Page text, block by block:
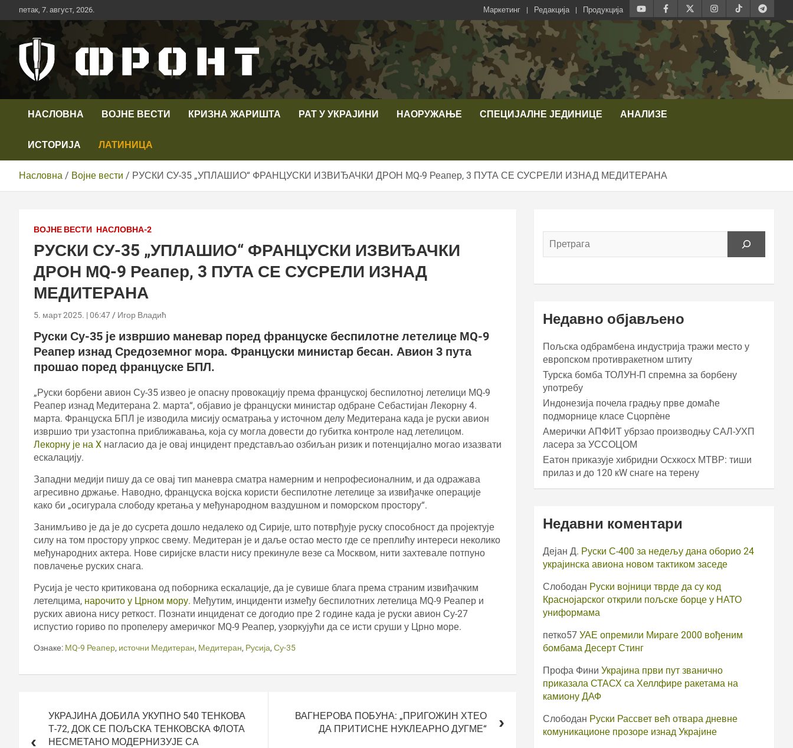
Скип
то
петак, 7. август, 2026. Маркетинг Редакција Продукција
Телевизија ФРОНТ
НАСЛОВНА ВОЈНЕ ВЕСТИ КРИЗНА ЖАРИШТА РАТ У УКРАЈИНИ НАОРУЖАЊЕ СПЕЦИЈАЛНЕ ЈЕДИНИЦЕ АНАЛИЗЕ
ИСТОРИЈА ЛАТИНИЦА
Насловна Војне вести РУСКИ СУ-35 „УПЛАШИО“ ФРАНЦУСКИ ИЗВИЂАЧКИ ДРОН МQ-9 Реапер, 3 ПУТА СЕ СУСРЕЛИ ИЗНАД МЕДИТЕРАНА
ВОЈНЕ ВЕСТИ НАСЛОВНА-2
РУСКИ СУ-35 „УПЛАШИО“ ФРАНЦУСКИ ИЗВИЂАЧКИ
ДРОН МQ-9 Реапер, 3 ПУТА СЕ СУСРЕЛИ ИЗНАД
МЕДИТЕРАНА
5. март 2025. | 06:47 Игор Владић
Руски Су-35 је извршио маневар поред француске беспилотне летелице МQ-9
Реапер изнад Средоземног мора. Француски министар бесан. Авион 3 пута
прошао поред француске БПЛ.
„Руски борбени авион Су-35 извео је опасну провокацију према француској беспилотној летелици МQ-9
Реапер изнад Медитерана 2. марта“, објавио је француски министар одбране Себастијан Лекорну 4.
марта. Француска БПЛ је изводила мисију осматрања у источном делу Медитерана када је руски авион
извршио три узастопна приближавања, која су могла довести до губитка контроле над летелицом.
Лекорну је на X нагласио да је овај инцидент представљао озбиљан ризик и потенцијално могао изазвати
ескалацију.
Западни медији пишу да се овај тип маневра сматра намерним и непрофесионалним, и да одражава
агресивно држање. Наводно, француска војска користи беспилотне летелице за извиђачке операције
како би „осигурала слободу кретања у међународном ваздушном и поморском простору“.
Занимљиво је да је до сусрета дошло недалеко од Сирије, што потврђује руску способност да пројектује
силу на том простору упркос свему. Медитеран је и даље остао место где се преплићу интереси неколико
међународних актера. Нове сиријске власти нису прекинуле везе са Москвом, нити захтевале потпуно
повлачење руских снага.
Русија је често критикована од поборника ескалације, да је сувише блага према страним извиђачким
летелцима, нарочито у Црном мору. Међутим, инциденти између беспилотних летелица МQ-9 Реапер и
руских авиона нису реткост. Познати инциденат се догодио пре 2 године када је руски авион Су-27
испустио гориво по пропелеру америчког МQ-9 Реапер, узоркујући да се исти сруши у Црно море.
Ознаке: МQ-9 Реапер, источни Медитеран, Медитеран, Русија, Су-35
чланкаУКРАЈИНА ДОБИЛА УКУПНО 540 ТЕНКОВА
Т-72, ДОК СЕ ПОЉСКА ТЕНКОВСКА ФЛОТА
НЕСМЕТАНО МОДЕРНИЗУЈЕ СА
ВАГНЕРОВА ПОБУНА: „ПРИГОЖИН ХТЕО
ДА ПРИТИСНЕ НУКЛЕАРНО ДУГМЕ“
Недавно објављено
Пољска одбрамбена индустрија тражи место у
европском противракетном штиту
Турска бомба ТОЛУН-П спремна за борбену
употребу
Индонезија почела градњу прве домаће
подморнице класе Сцорпèне
Амерички АПФИТ убрзао производњу САЛ-УХП
ласера за УССОЦОМ
Еатон приказује хибридни Осхкосх МТВР: тиши
прилаз и до 120 кW снаге на терену
Недавни коментари
Дејан Д. Руски С-400 за недељу дана оборио 24
украјинска авиона новом тактиком заседе
Слободан Руски војници тврде да су код
Краснојарског открили пољске борце у НАТО
униформама
петко57 УАЕ опремили Мираге 2000 вођеним
бомбама Десерт Стинг
Профа Фини Украјина први пут званично
приказала СТАСХ са Хеллфире ракетама на
камиону ДАФ
Слободан Руски Рассвет већ отвара дневне
комуникационе прозоре изнад Украјине